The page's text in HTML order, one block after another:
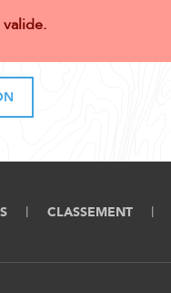
valide.
CLASSEMENT